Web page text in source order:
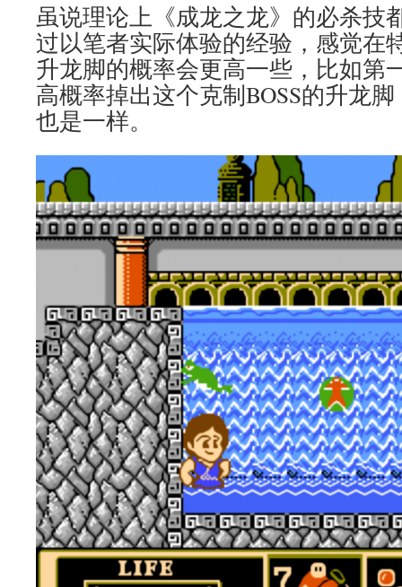
虽说理论上《成龙之龙》的必杀技
过以笔者实际体验的经验，感觉在
升龙脚的概率会更高一些，比如第
高概率掉出这个克制BOSS的升龙
也是一样。